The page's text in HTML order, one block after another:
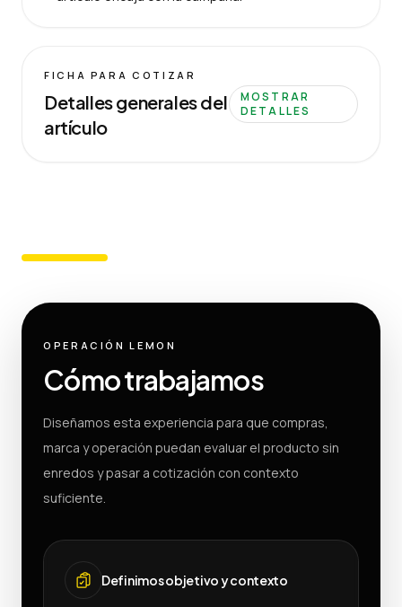
FICHA PARA COTIZAR
Detalles generales del
artículo
MOSTRAR
DETALLES
OPERACIÓN LEMON
Cómo trabajamos
Diseñamos esta experiencia para que compras,
marca y operación puedan evaluar el producto sin
enredos y pasar a cotización con contexto
suficiente.
Definimos objetivo y contexto